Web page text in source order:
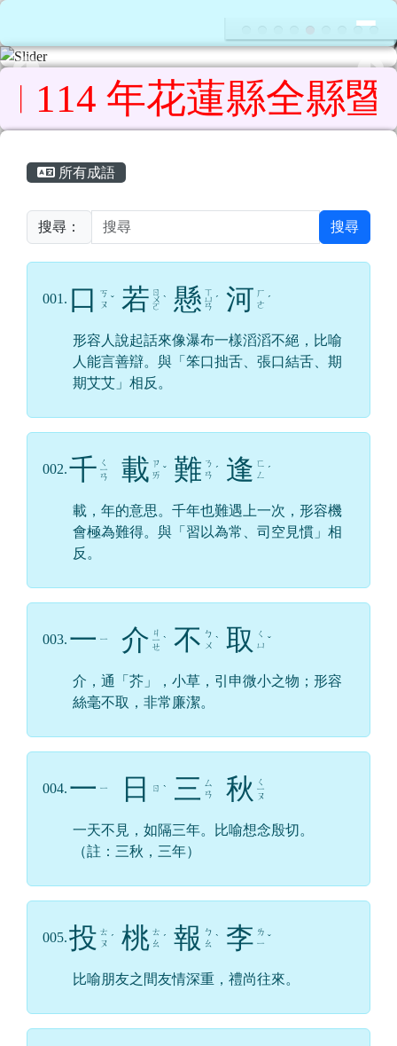
跳至主內容區
花蓮縣鳳林鎮鳳林國民小學
導覽列
年花蓮縣全縣暨
主內容區域
所有成語
搜尋： 搜尋
001. 口
ㄎ
ㄡ ˇ 若 ㄖ
ㄨ
ㄛ
ˋ 懸 ㄒ
ㄩ
ㄢ
ˊ 河 ㄏ
ㄜ ˊ
形容人說起話來像瀑布一樣滔滔不絕，比喻
人能言善辯。與「笨口拙舌、張口結舌、期
期艾艾」相反。
002.千 ㄑ
ㄧ
ㄢ 載 ㄗ
ㄞ ˇ 難 ㄋ
ㄢ ˊ 逢 ㄈ
ㄥ
ˊ
載，年的意思。千年也難遇上一次，形容機
會極為難得。與「習以為常、司空見慣」相
反。
003. 一 ㄧ 介 ㄐ
ㄧ
ㄝ
ˋ 不 ㄅ
ㄨ ˋ 取
ㄑ
ㄩ ˇ
介，通「芥」，小草，引申微小之物；形容
絲毫不取，非常廉潔。
004. 一 ㄧ 日 ㄖ ˋ 三 ㄙ
ㄢ
秋 ㄑ
ㄧ
ㄡ
一天不見，如隔三年。比喻想念殷切。
（註：三秋，三年）
005.投 ㄊ
ㄡ ˊ 桃 ㄊ
ㄠ ˊ 報 ㄅ
ㄠ ˋ 李 ㄌ
ㄧ ˇ
比喻朋友之間友情深重，禮尚往來。
頁尾區域